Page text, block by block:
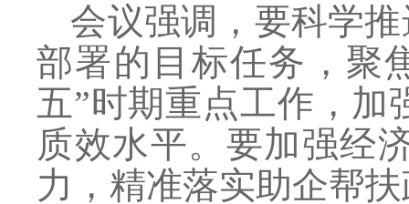
会议强调，要科学
部署的目标任务，聚
五”时期重点工作，加
质效水平。要加强经
力，精准落实助企帮